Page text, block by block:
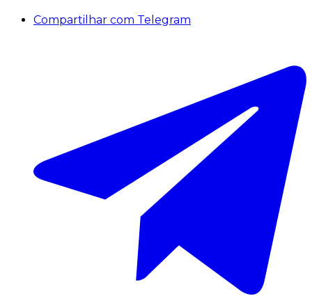
Compartilhar com Telegram